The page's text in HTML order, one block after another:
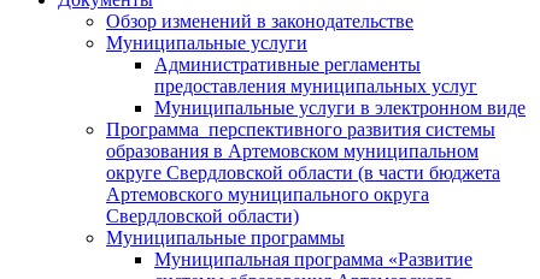
Обзор изменений в законодательстве
Муниципальные услуги
Административные регламенты
предоставления муниципальных услуг
Муниципальные услуги в электронном виде
Программа перспективного развития системы
образования в Артемовском муниципальном
округе Свердловской области (в части бюджета
Артемовского муниципального округа
Свердловской области)
Муниципальные программы
Муниципальная программа «Развитие